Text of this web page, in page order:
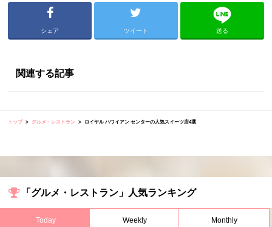
シェア ツイート 送る
関連する記事
トップ グルメ・レストラン ロイヤル ハワイアン センターの人気スイーツ店4選
「グルメ・レストラン」人気ランキング
Today Weekly Monthly